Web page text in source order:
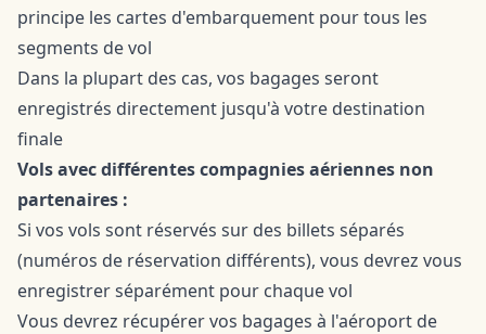
principe les cartes d'embarquement pour tous les
segments de vol
Dans la plupart des cas, vos bagages seront
enregistrés directement jusqu'à votre destination
finale
Vols avec différentes compagnies aériennes non
partenaires :
Si vos vols sont réservés sur des billets séparés
(numéros de réservation différents), vous devrez vous
enregistrer séparément pour chaque vol
Vous devrez récupérer vos bagages à l'aéroport de